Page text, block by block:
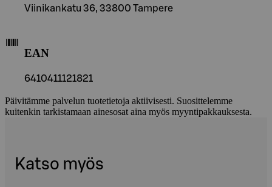
Viinikankatu 36, 33800 Tampere
EAN
6410411121821
Päivitämme palvelun tuotetietoja aktiivisesti. Suosittelemme
kuitenkin tarkistamaan ainesosat aina myös myyntipakkauksesta.
Katso myös